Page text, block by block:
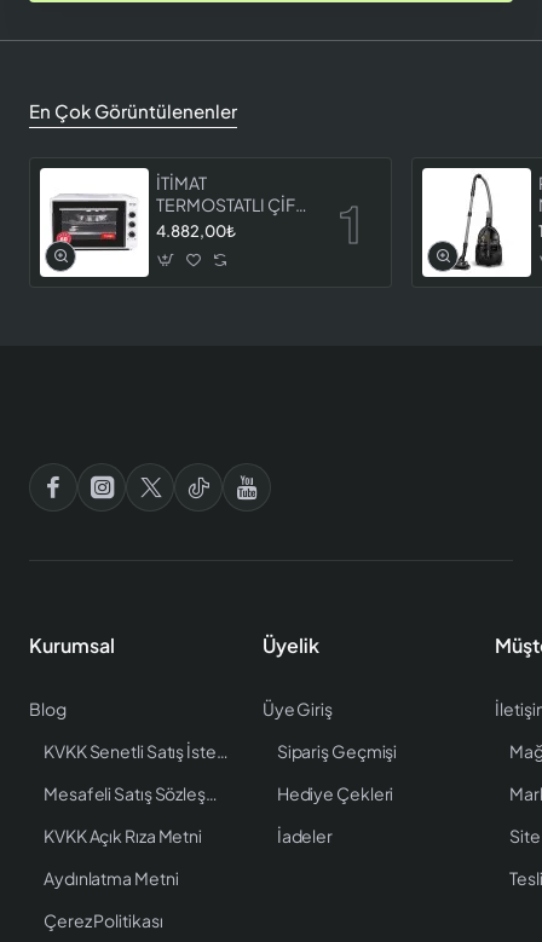
En Çok Görüntülenenler
İTİMAT
TERMOSTATLI ÇİFT
CAMLI FIRIN 8060
4.882,00₺
Kurumsal
Blog
KVKK Senetli Satış İstenen Bilgiler
Mesafeli Satış Sözleşmesi
KVKK Açık Rıza Metni
Aydınlatma Metni
Çerez Politikası
Üyelik
Üye Giriş
Sipariş Geçmişi
Hediye Çekleri
İadeler
Site